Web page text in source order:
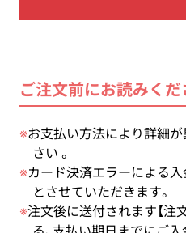
ご注文前にお読みくだ
※お支払い方法により詳細
さい 。
※カード決済エラーによる
とさせていただきます。
※注文後に送付されます【注